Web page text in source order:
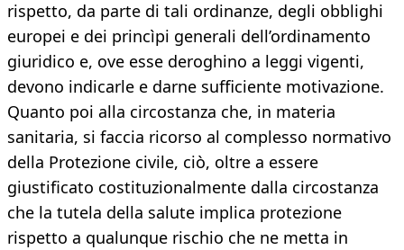
rispetto, da parte di tali ordinanze, degli obblighi
europei e dei princìpi generali dell’ordinamento
giuridico e, ove esse deroghino a leggi vigenti,
devono indicarle e darne sufficiente motivazione.
Quanto poi alla circostanza che, in materia
sanitaria, si faccia ricorso al complesso normativo
della Protezione civile, ciò, oltre a essere
giustificato costituzionalmente dalla circostanza
che la tutela della salute implica protezione
rispetto a qualunque rischio che ne metta in